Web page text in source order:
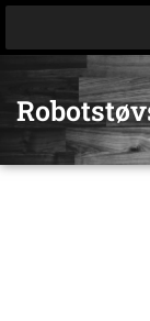
Gå
indholdet